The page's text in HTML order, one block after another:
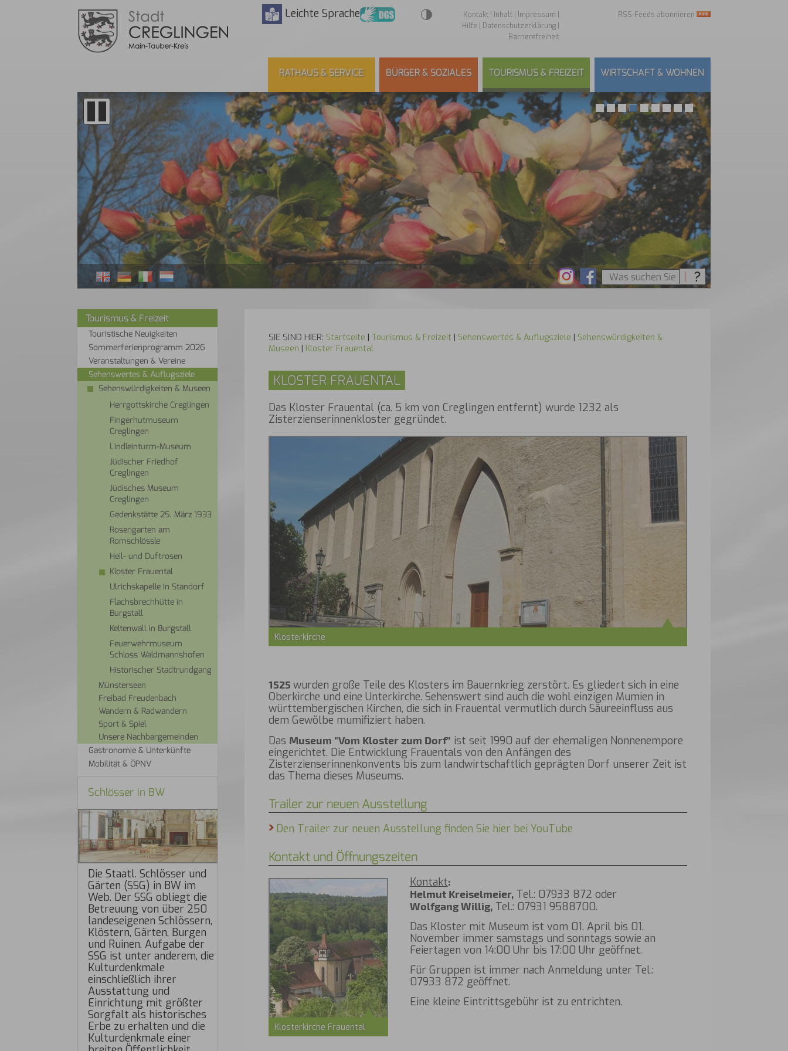
Leichte Sprache Kontakt Inhalt Impressum
Hilfe
Datenschutzerklärung
Barrierefreiheit
RSS-Feeds abonnieren
RATHAUS & SERVICE BÜRGER & SOZIALES TOURISMUS & FREIZEIT WIRTSCHAFT & WOHNEN
Tourismus & Freizeit
Touristische Neuigkeiten
Sommerferienprogramm 2026
Veranstaltungen & Vereine
Sehenswertes & Auflugsziele
Sehenswürdigkeiten & Museen
Herrgottskirche Creglingen
Fingerhutmuseum
Creglingen
Lindleinturm-Museum
Jüdischer Friedhof
Creglingen
Jüdisches Museum
Creglingen
Gedenkstätte 25. März 1933
Rosengarten am
Romschlössle
Heil- und Duftrosen
Kloster Frauental
Ulrichskapelle in Standorf
Flachsbrechhütte in
Burgstall
Keltenwall in Burgstall
Feuerwehrmuseum
Schloss Waldmannshofen
Historischer Stadtrundgang
Münsterseen
Freibad Freudenbach
Wandern & Radwandern
Sport & Spiel
Unsere Nachbargemeinden
Gastronomie & Unterkünfte
Mobilität & ÖPNV
Schlösser in BW
Die Staatl. Schlösser und
Gärten (SSG) in BW im
Web. Der SSG obliegt die
Betreuung von über 250
landeseigenen Schlössern,
Klöstern, Gärten, Burgen
und Ruinen. Aufgabe der
SSG ist unter anderem, die
Kulturdenkmale
einschließlich ihrer
Ausstattung und
Einrichtung mit größter
Sorgfalt als historisches
Erbe zu erhalten und die
Kulturdenkmale einer
SIE SIND HIER: Startseite | Tourismus & Freizeit | Sehenswertes & Auflugsziele | Sehenswürdigkeiten &
Museen | Kloster Frauental
KLOSTER FRAUENTAL
Das Kloster Frauental (ca. 5 km von Creglingen entfernt) wurde 1232 als
Zisterzienserinnenkloster gegründet.
Klosterkirche
1525 wurden große Teile des Klosters im Bauernkrieg zerstört. Es gliedert sich in eine
Oberkirche und eine Unterkirche. Sehenswert sind auch die wohl einzigen Mumien in
württembergischen Kirchen, die sich in Frauental vermutlich durch Säureeinfluss aus
dem Gewölbe mumifiziert haben.
Das Museum "Vom Kloster zum Dorf" ist seit 1990 auf der ehemaligen Nonnenempore
eingerichtet. Die Entwicklung Frauentals von den Anfängen des
Zisterzienserinnenkonvents bis zum landwirtschaftlich geprägten Dorf unserer Zeit ist
das Thema dieses Museums.
Trailer zur neuen Ausstellung
Den Trailer zur neuen Ausstellung finden Sie hier bei YouTube
Kontakt und Öffnungszeiten
Klosterkirche Frauental
Kontakt:
Helmut Kreiselmeier,Tel.: 07933 872 oder
Wolfgang Willig,Tel.: 07931 9588700.
Das Kloster mit Museum ist vom 01. April bis 01.
November immer samstags und sonntags sowie an
Feiertagen von 14:00 Uhr bis 17:00 Uhr geöffnet.
Für Gruppen ist immer nach Anmeldung unter Tel.:
07933 872 geöffnet.
Eine kleine Eintrittsgebühr ist zu entrichten.